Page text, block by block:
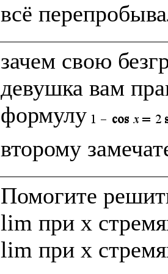
зачем свою
девушка вам
формулу
Помогите
lim при x